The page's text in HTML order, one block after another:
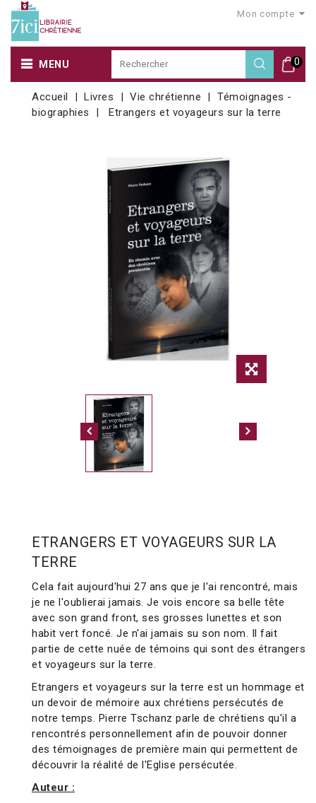
Mon compte
0
MENU
Accueil Livres Vie chrétienne
Témoignages -
biographies
Etrangers et voyageurs sur la terre
ETRANGERS ET VOYAGEURS SUR LA
TERRE
Cela fait aujourd'hui 27 ans que je l'ai rencontré, mais
je ne l'oublierai jamais. Je vois encore sa belle tête
avec son grand front, ses grosses lunettes et son
habit vert foncé. Je n'ai jamais su son nom. Il fait
partie de cette nuée de témoins qui sont des étrangers
et voyageurs sur la terre.
Etrangers et voyageurs sur la terre est un hommage et
un devoir de mémoire aux chrétiens persécutés de
notre temps. Pierre Tschanz parle de chrétiens qu'il a
rencontrés personnellement afin de pouvoir donner
des témoignages de première main qui permettent de
découvrir la réalité de l'Eglise persécutée.
Auteur :